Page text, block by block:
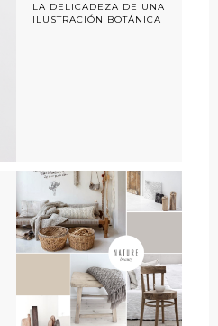
LA DELICADEZA DE UNA
ILUSTRACIÓN BOTÁNICA